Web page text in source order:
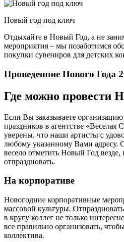
Новый год под ключ
Отдыхайте в Новый Год, а не
мероприятия – мы позаботимся
покупки сувениров для детских
Проведенние Нового Года
Где можно провести
Если Вы заказываете
праздников в агентстве «Веселая
уверены, что наши артисты с
любому указанному Вами адресу.
весело отметить Новый Год
отпраздновать.
На корпоративе
Новогодние корпоративные
массовой культуры.
в кругу коллег не только
все правильно организовать,
коллектива.